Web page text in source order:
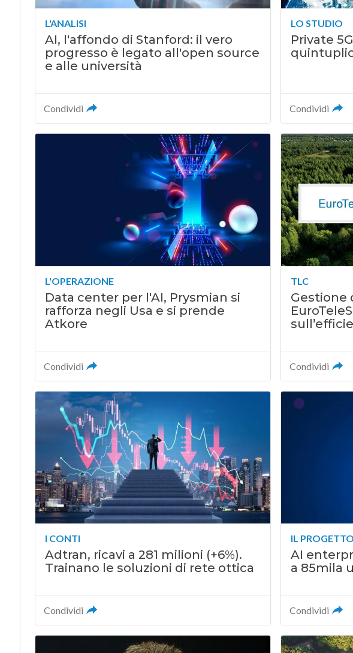
L'ANALISI
AI, l'affondo di Stanford: il vero
progresso è legato all'open source
e alle università
Condividi
LO STUDIO
Private
Condividi
L'OPERAZIONE
Data center per l'AI, Prysmian si
rafforza negli Usa e si prende
Atkore
Condividi
TLC
Gestione
Condividi
I CONTI
Adtran, ricavi a 281 milioni (+6%).
Trainano le soluzioni di rete ottica
Condividi
IL PROGETTO
AI
a 85mila
Condividi